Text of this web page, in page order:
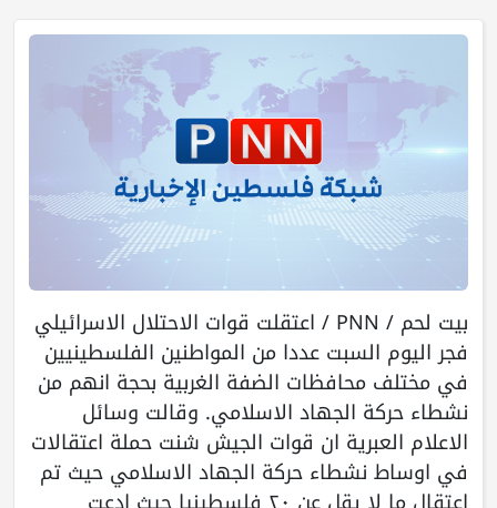
بيت لحم / PNN / اعتقلت قوات الاحتلال الاسرائيلي
فجر اليوم السبت عددا من المواطنين الفلسطينيين
في مختلف محافظات الضفة الغربية بحجة انهم من
نشطاء حركة الجهاد الاسلامي. وقالت وسائل
الاعلام العبرية ان قوات الجيش شنت حملة اعتقالات
في اوساط نشطاء حركة الجهاد الاسلامي حيث تم